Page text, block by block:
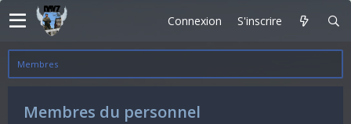
Connexion S'inscrire
Membres
Membres du personnel